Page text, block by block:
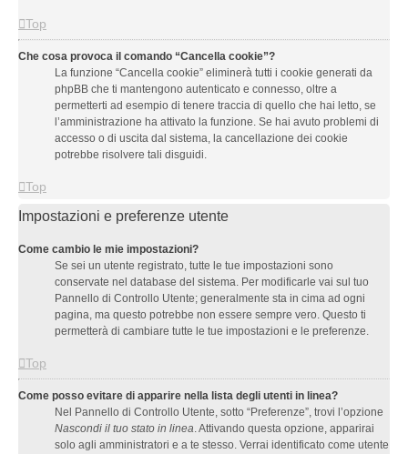
Top
Che cosa provoca il comando “Cancella cookie”?
La funzione “Cancella cookie” eliminerà tutti i cookie generati da
phpBB che ti mantengono autenticato e connesso, oltre a
permetterti ad esempio di tenere traccia di quello che hai letto, se
l’amministrazione ha attivato la funzione. Se hai avuto problemi di
accesso o di uscita dal sistema, la cancellazione dei cookie
potrebbe risolvere tali disguidi.
Top
Impostazioni e preferenze utente
Come cambio le mie impostazioni?
Se sei un utente registrato, tutte le tue impostazioni sono
conservate nel database del sistema. Per modificarle vai sul tuo
Pannello di Controllo Utente; generalmente sta in cima ad ogni
pagina, ma questo potrebbe non essere sempre vero. Questo ti
permetterà di cambiare tutte le tue impostazioni e le preferenze.
Top
Come posso evitare di apparire nella lista degli utenti in linea?
Nel Pannello di Controllo Utente, sotto “Preferenze”, trovi l’opzione
Nascondi il tuo stato in linea. Attivando questa opzione, apparirai
solo agli amministratori e a te stesso. Verrai identificato come utente